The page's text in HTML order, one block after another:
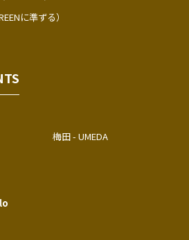
に準ずる）
梅田 - UMEDA